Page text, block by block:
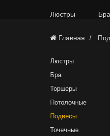
Люстры Бра
Главная
Люстры
Бра
Торшеры
Потолочные
Подвесы
Точечные